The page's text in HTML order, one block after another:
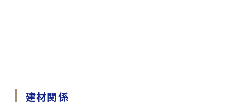
建材関係